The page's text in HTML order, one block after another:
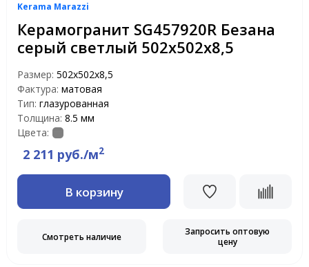
Kerama Marazzi
Керамогранит SG457920R Безана
серый светлый 502х502х8,5
Размер: 502х502х8,5
Фактура: матовая
Тип: глазурованная
Толщина: 8.5 мм
Цвета:
2 211 руб./м2
В корзину
Смотреть наличие
Запросить оптовую
цену